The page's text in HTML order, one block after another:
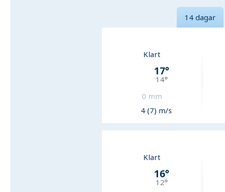
14 dagar
Klart
17°
14°
0 mm
4 (7) m/s
Klart
16°
12°